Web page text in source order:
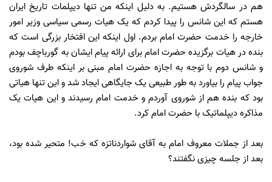
هم در سالگردش هستیم. به دلیل اینکه من تنها دیپلمات تاریخ ایران
هستم که این شانس را پیدا کردم که یک هیات رسمی سیاسی وزیر امور
خارجه را خدمت حضرت امام بردم. اول اینکه این افتخار بزرگی است که
بنده در هیات برگزیده حضرت امام برای ارائه پیام ایشان به گورباچف بودم
و شانس دوم با توجه به اجازه حضرت امام مبنی بر اینکه طرف شوروی
جواب پیام را بیاورد به طور طبیعی یک جایگاهی ایجاد شد و این تنها هیاتی
بود که بنده هم از شوروی آوردم و خدمت امام رسیدند و این هیات یک
مذاکره دیپلماتیک با حضرت امام کرد.
بعد از جملات معروف امام به آقای شواردناتزه که خب! متحیر شده بود،
بعد از جلسه چیزی نگفتند؟